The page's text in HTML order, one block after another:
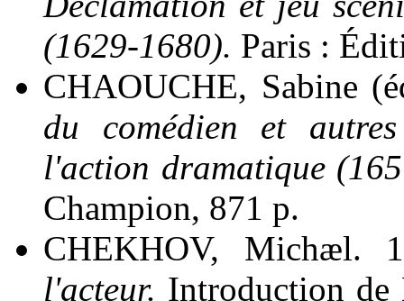
(1629-1680). Paris :
CHAOUCHE, Sabine
du comédien et
l'action dramatique
Champion, 871 p.
CHEKHOV, Michæl.
l'acteur. Introduction de